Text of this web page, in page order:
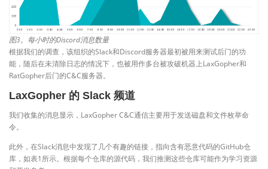
图3。每小时的Discord消息数量
根据我们的调查，该组织的Slack和Discord服务器最初被用来测试后门的功
能，随后在未清除日志的情况下，也被用作多台被攻破机器上LaxGopher和
RatGopher后门的C&C服务器。
LaxGopher 的 Slack 频道
我们收集的消息显示，LaxGopher C&C通信主要用于发送磁盘和文件枚举命
令。
此外，在Slack消息中发现了几个有趣的链接，指向含有恶意代码的GitHub仓
库，如表1所示。根据每个仓库的源代码，我们推测这些仓库可能作为学习资源